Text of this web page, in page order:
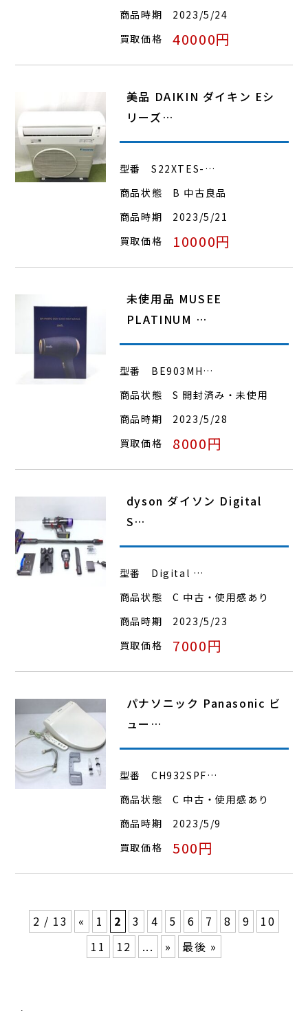
商品時期
2023/5/24
買取価格
40000円
美品 DAIKIN ダイキン Eシ
リーズ…
型番
S22XTES-…
商品状態
B 中古良品
商品時期
2023/5/21
買取価格
10000円
未使用品 MUSEE
PLATINUM …
型番
BE903MH…
商品状態
S 開封済み・未使用
商品時期
2023/5/28
買取価格
8000円
dyson ダイソン Digital
S…
型番
Digital …
商品状態
C 中古・使用感あり
商品時期
2023/5/23
買取価格
7000円
パナソニック Panasonic ビ
ュー…
型番
CH932SPF…
商品状態
C 中古・使用感あり
商品時期
2023/5/9
買取価格
500円
2 / 13 « 1 2 3 4 5 6 7 8 9
10
11
12 ... » 最後 »